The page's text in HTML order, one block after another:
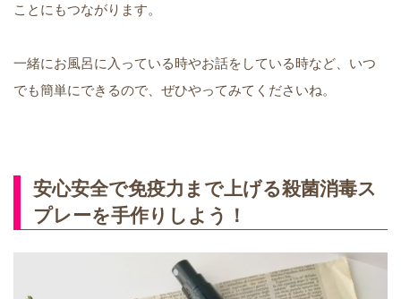
ことにもつながります。
一緒にお風呂に入っている時やお話をしている時など、いつ
でも簡単にできるので、ぜひやってみてくださいね。
安心安全で免疫力まで上げる殺菌消毒ス
プレーを手作りしよう！